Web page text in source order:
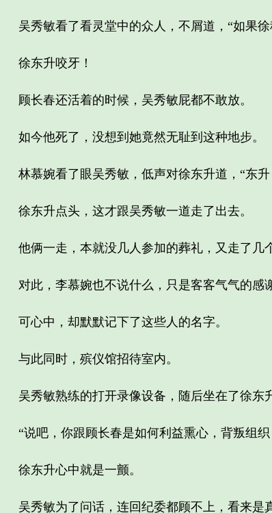
吴秀敏看了看灵堂中的众人，不屑道，“如果徐
徐东升咬牙！
顾长春还活着的时候，吴秀敏屁都不敢放。
如今他死了，没想到她竟然无耻到这种地步。
林慕婉看了眼吴秀敏，低声对徐东升道，“东升
徐东升点头，这才跟吴秀敏一道走了出去。
他俩一走，本就没几人参加的葬礼，又走了几个
对此，李慕婉也不说什么，只是客客气气的感谢
可心中，却默默记下了这些人的名字。
与此同时，殡仪馆招待室内。
吴秀敏熟练的打开录像设备，随后坐在了徐东升
“说吧，你跟顾长春是如何利益熏心，背叛组织
徐东升心中就是一颤。
吴秀敏为了问话，连回纪委都顾不上，看来是真